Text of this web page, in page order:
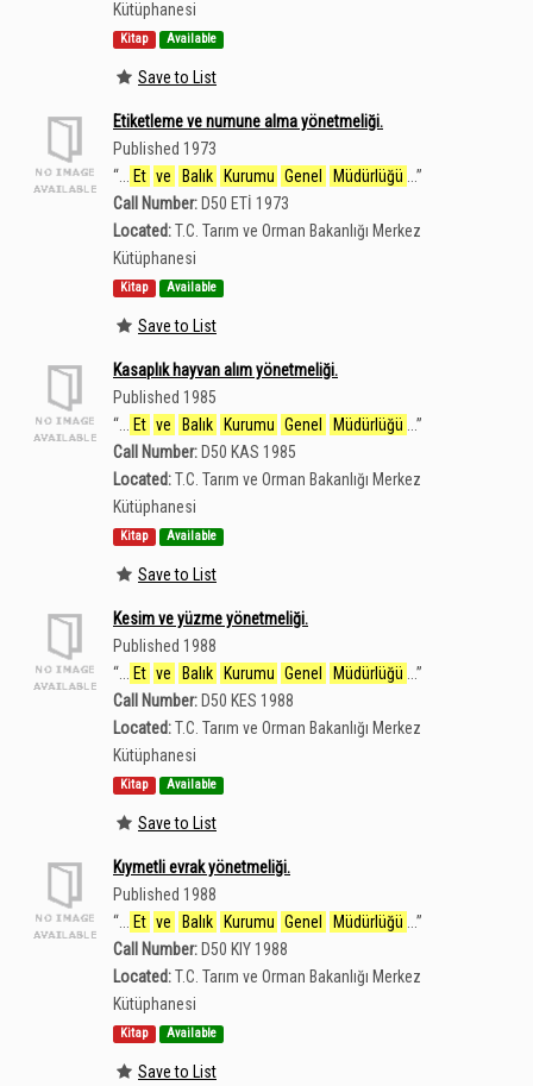
Kütüphanesi
Kitap Available
Save to List
Etiketleme ve numune alma yönetmeliği.
Published 1973
“
Et ve Balık Kurumu Genel Müdürlüğü
”
Call Number: D50 ETİ 1973
Located:T.C. Tarım ve Orman Bakanlığı Merkez
Kütüphanesi
Kitap Available
Save to List
Kasaplık hayvan alım yönetmeliği.
Published 1985
“
Et ve Balık Kurumu Genel Müdürlüğü
”
Call Number: D50 KAS 1985
Located:T.C. Tarım ve Orman Bakanlığı Merkez
Kütüphanesi
Kitap Available
Save to List
Kesim ve yüzme yönetmeliği.
Published 1988
“
Et ve Balık Kurumu Genel Müdürlüğü
”
Call Number: D50 KES 1988
Located:T.C. Tarım ve Orman Bakanlığı Merkez
Kütüphanesi
Kitap Available
Save to List
Kıymetli evrak yönetmeliği.
Published 1988
“
Et ve Balık Kurumu Genel Müdürlüğü
”
Call Number: D50 KIY 1988
Located:T.C. Tarım ve Orman Bakanlığı Merkez
Kütüphanesi
Kitap Available
Save to List